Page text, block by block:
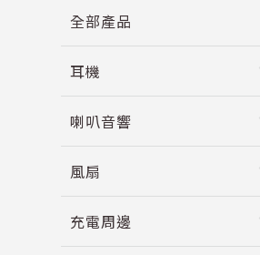
全部產品
耳機
喇叭音響
風扇
充電周邊